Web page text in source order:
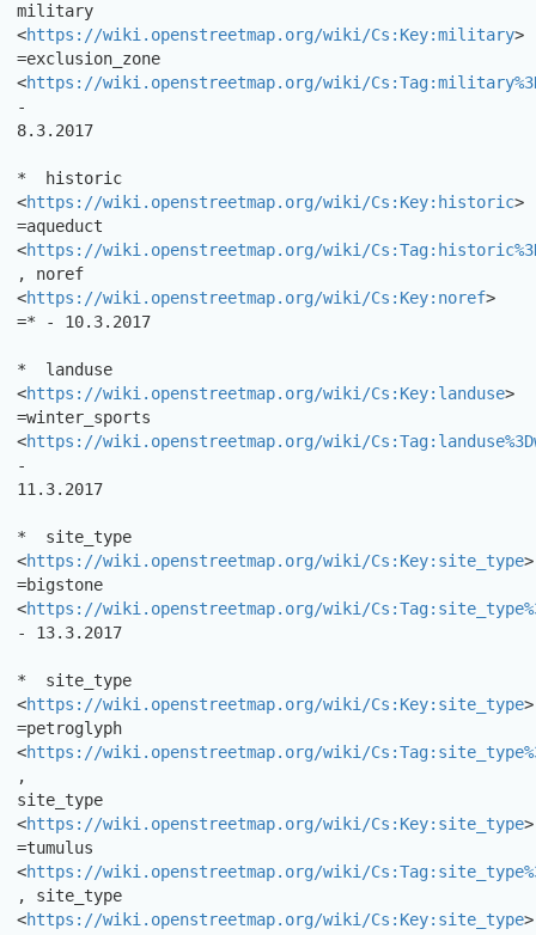
military
<https://wiki.openstreetmap.org/wiki/Cs:Key:military>
=exclusion_zone
<https://wiki.openstreetmap.org/wiki/
-
8.3.2017
*  historic
<https://wiki.openstreetmap.org/wiki/Cs:Key:historic>
=aqueduct
<https://wiki.openstreetmap.org/wiki/
, noref
<https://wiki.openstreetmap.org/wiki/Cs:Key:noref>
=* - 10.3.2017
*  landuse
<https://wiki.openstreetmap.org/wiki/Cs:Key:landuse>
=winter_sports
<https://wiki.openstreetmap.org/wiki/
-
11.3.2017
*  site_type
<https://wiki.openstreetmap.org/wiki/Cs:Key:site_type>
=bigstone
<https://wiki.openstreetmap.org/wiki/
- 13.3.2017
*  site_type
<https://wiki.openstreetmap.org/wiki/Cs:Key:site_type>
=petroglyph
<https://wiki.openstreetmap.org/wiki/
,
site_type
<https://wiki.openstreetmap.org/wiki/Cs:Key:site_type>
=tumulus
<https://wiki.openstreetmap.org/wiki/
, site_type
<https://wiki.openstreetmap.org/wiki/Cs:Key:site_type>